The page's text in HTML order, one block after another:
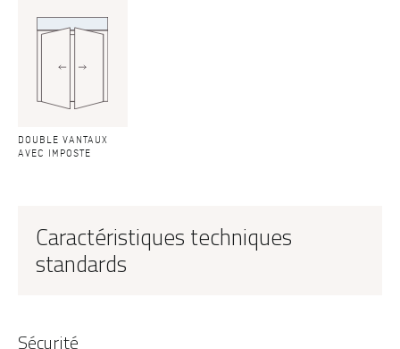
DOUBLE VANTAUX
AVEC IMPOSTE
Caractéristiques techniques
standards
Sécurité